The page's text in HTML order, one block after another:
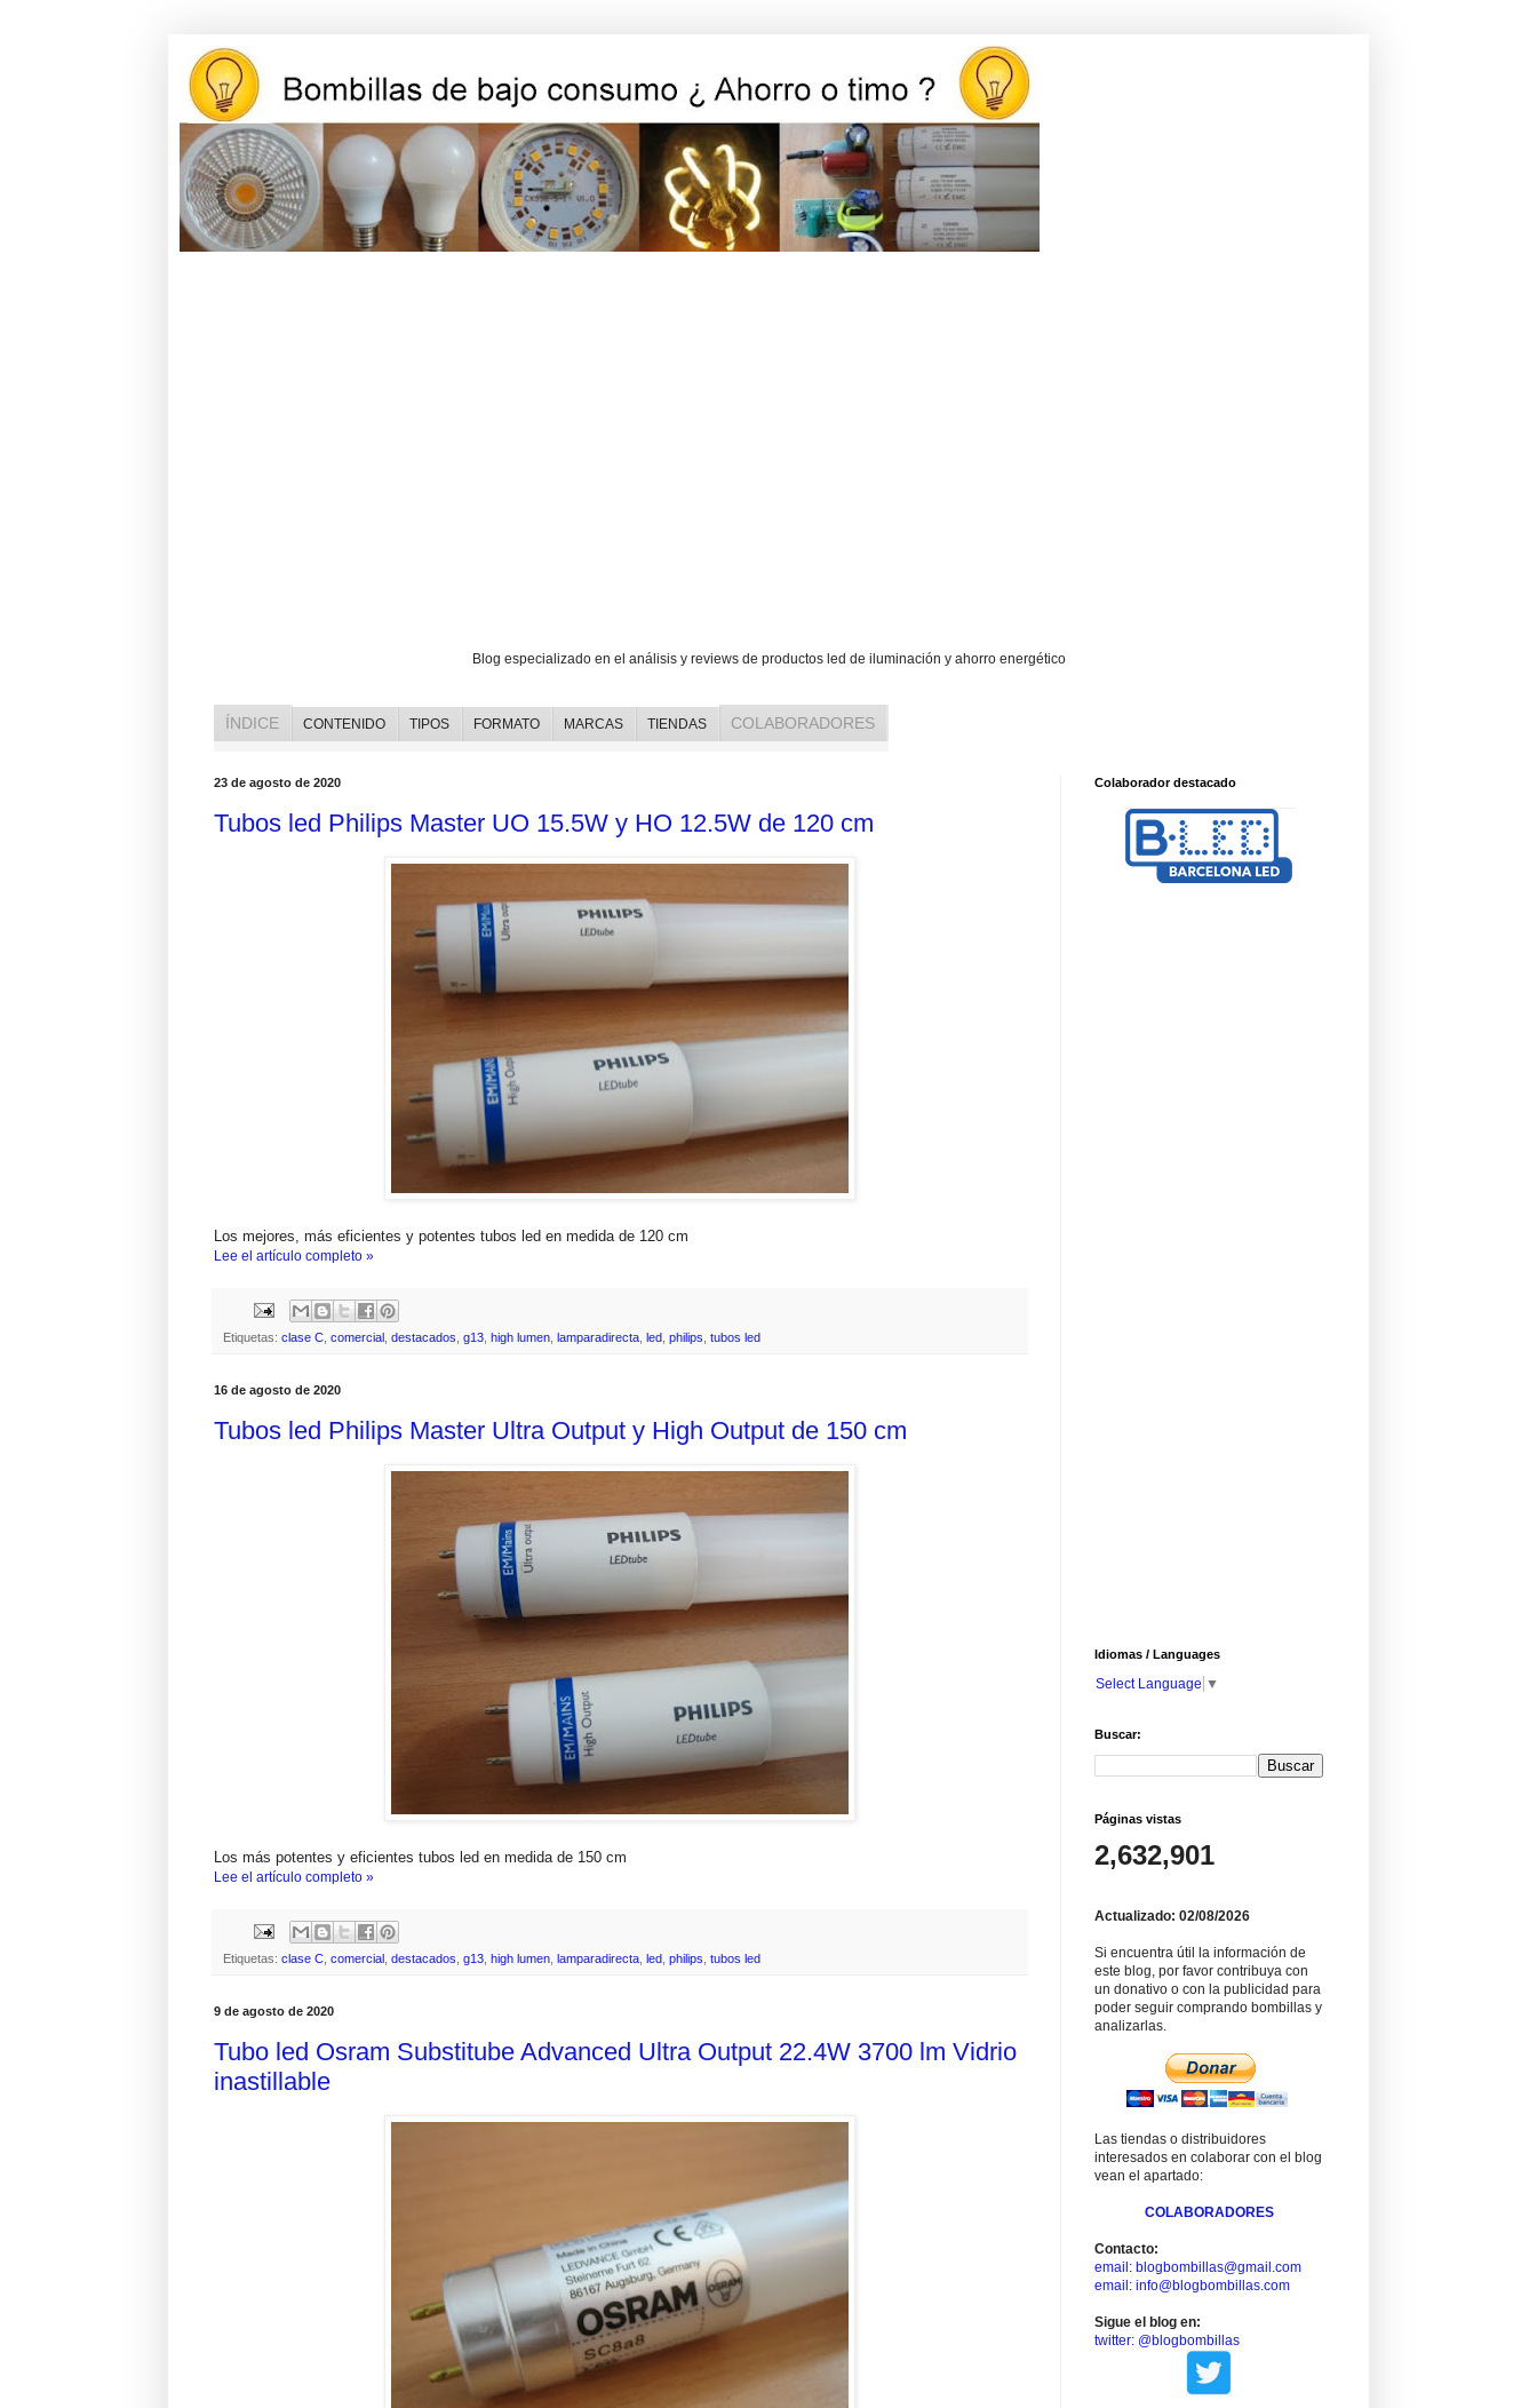
Blog especializado en el análisis y reviews de productos led de iluminación y ahorro energético
ÍNDICE CONTENIDO TIPOS FORMATO MARCAS TIENDAS COLABORADORES
23 de agosto de 2020
Tubos led Philips Master UO 15.5W y HO 12.5W de 120 cm
Los mejores, más eficientes y potentes tubos led en medida de 120 cm
Lee el artículo completo »
Etiquetas: clase C comercial destacados g13 high lumen lamparadirecta led philips tubos led
16 de agosto de 2020
Tubos led Philips Master Ultra Output y High Output de 150 cm
Los más potentes y eficientes tubos led en medida de 150 cm
Lee el artículo completo »
Etiquetas: clase C comercial destacados g13 high lumen lamparadirecta led philips tubos led
9 de agosto de 2020
Tubo led Osram Substitube Advanced Ultra Output 22.4W 3700 lm Vidrio
inastillable
Colaborador destacado
Idiomas / Languages
Select Language ▼
Buscar:
Páginas vistas
2,632,901
Actualizado: 02/08/2026
Si encuentra útil la información de
este blog, por favor contribuya con
un donativo o con la publicidad para
poder seguir comprando bombillas y
analizarlas.
Las tiendas o distribuidores
interesados en colaborar con el blog
vean el apartado:
COLABORADORES
Contacto:
email: blogbombillas@gmail.com
email: info@blogbombillas.com
Sigue el blog en:
twitter: @blogbombillas